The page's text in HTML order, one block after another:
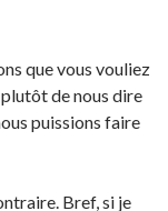
que vous vouliez
plutôt de nous dire
puissions faire
Bref, si je